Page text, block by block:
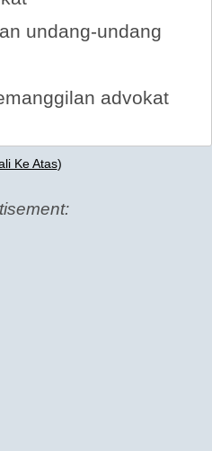
undang-undang
advokat
Ke Atas)